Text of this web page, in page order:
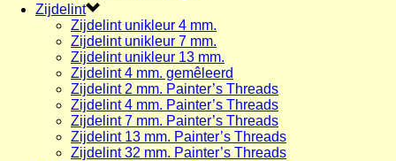
Zijdelint
Zijdelint unikleur 4 mm.
Zijdelint unikleur 7 mm.
Zijdelint unikleur 13 mm.
Zijdelint 4 mm. gemêleerd
Zijdelint 2 mm. Painter’s Threads
Zijdelint 4 mm. Painter’s Threads
Zijdelint 7 mm. Painter’s Threads
Zijdelint 13 mm. Painter’s Threads
Zijdelint 32 mm. Painter’s Threads